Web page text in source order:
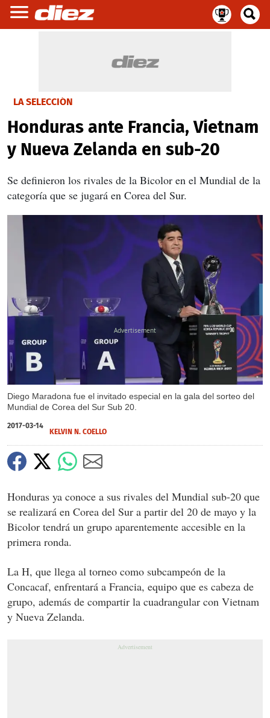
LA SELECCIÓN
Honduras ante Francia, Vietnam
y Nueva Zelanda en sub-20
Se definieron los rivales de la Bicolor en el Mundial de la
categoría que se jugará en Corea del Sur.
Diego Maradona fue el invitado especial en la gala del sorteo del
Mundial de Corea del Sur Sub 20.
X
X
2017-03-14
KELVIN N. COELLO
Honduras ya conoce a sus rivales del Mundial sub-20 que
se realizará en Corea del Sur a partir del 20 de mayo y la
Bicolor tendrá un grupo aparentemente accesible en la
primera ronda.
La H, que llega al torneo como subcampeón de la
Concacaf, enfrentará a Francia, equipo que es cabeza de
grupo, además de compartir la cuadrangular con Vietnam
y Nueva Zelanda.